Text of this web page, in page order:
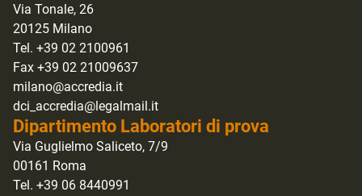
Via Tonale, 26
20125 Milano
Tel. +39 02 2100961
Fax +39 02 21009637
milano@accredia.it
dci_accredia@legalmail.it
Dipartimento Laboratori di prova
Via Guglielmo Saliceto, 7/9
00161 Roma
Tel. +39 06 8440991